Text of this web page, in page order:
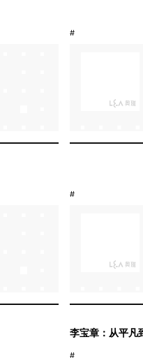
#
#
李宝章：从平凡
#